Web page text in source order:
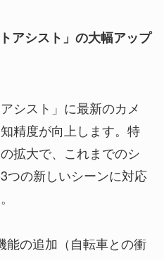
アシスト」の大幅アップ
シスト」に最新のカメ
精度が向上します。特
拡大で、これまでのシ
つの新しいシーンに対応
能の追加（自転車との衝